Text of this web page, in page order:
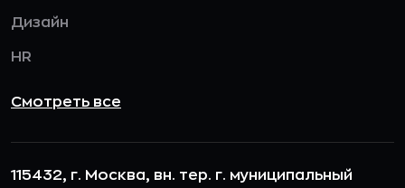
Дизайн
HR
Смотреть все
115432, г. Москва, вн. тер. г. муниципальный